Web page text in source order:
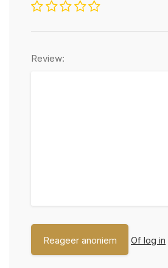
Review:
Of log in